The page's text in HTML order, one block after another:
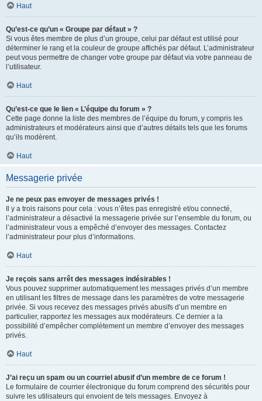
Haut
Qu’est-ce qu’un « Groupe par défaut » ?
Si vous êtes membre de plus d’un groupe, celui par défaut est utilisé pour
déterminer le rang et la couleur de groupe affichés par défaut. L’administrateur
peut vous permettre de changer votre groupe par défaut via votre panneau de
l’utilisateur.
Haut
Qu’est-ce que le lien « L’équipe du forum » ?
Cette page donne la liste des membres de l’équipe du forum, y compris les
administrateurs et modérateurs ainsi que d’autres détails tels que les forums
qu’ils modèrent.
Haut
Messagerie privée
Je ne peux pas envoyer de messages privés !
Il y a trois raisons pour cela : vous n’êtes pas enregistré et/ou connecté,
l’administrateur a désactivé la messagerie privée sur l’ensemble du forum, ou
l’administrateur vous a empêché d’envoyer des messages. Contactez
l’administrateur pour plus d’informations.
Haut
Je reçois sans arrêt des messages indésirables !
Vous pouvez supprimer automatiquement les messages privés d’un membre
en utilisant les filtres de message dans les paramètres de votre messagerie
privée. Si vous recevez des messages privés abusifs d’un membre en
particulier, rapportez les messages aux modérateurs. Ce dernier a la
possibilité d’empêcher complètement un membre d’envoyer des messages
privés.
Haut
J’ai reçu un spam ou un courriel abusif d’un membre de ce forum !
Le formulaire de courrier électronique du forum comprend des sécurités pour
suivre les utilisateurs qui envoient de tels messages. Envoyez à